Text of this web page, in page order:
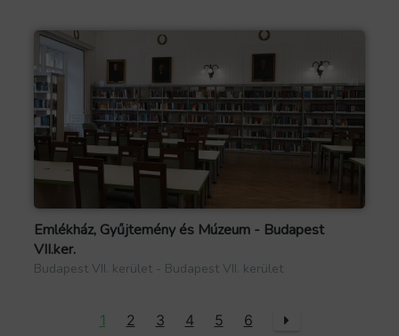
Emlékház, Gyűjtemény és Múzeum - Budapest
VII.ker.
Budapest VII. kerület - Budapest VII. kerület
1 2 3 4 5 6